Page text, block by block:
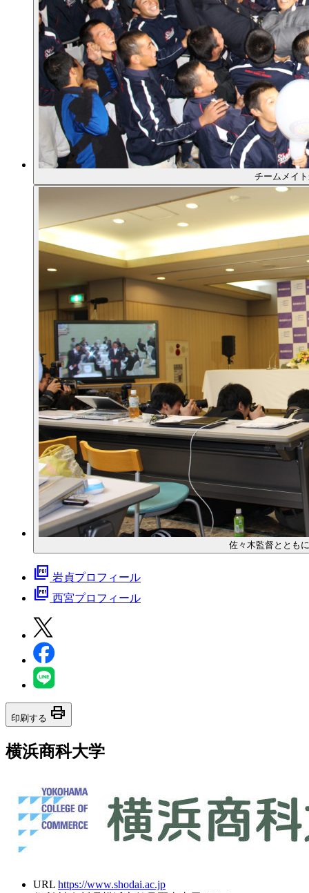
チームメイ
佐々木監督ととも
picture_as_pdf 岩貞プロフィール
picture_as_pdf 西宮プロフィール
印刷する print
横浜商科大学
URL https://www.shodai.ac.jp